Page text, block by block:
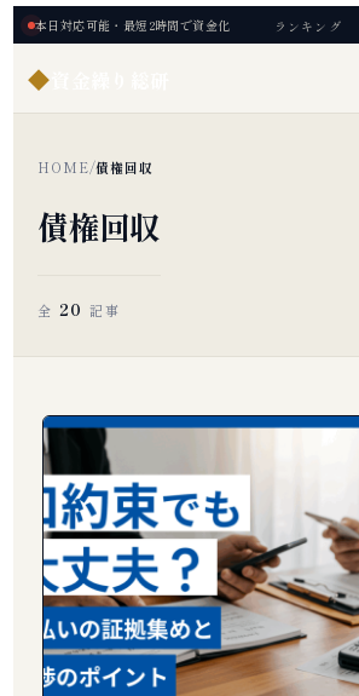
本日対応可能・最短2時間で資金化 ランキング
◆
HOME/債権回収
債権回収
全 20 記事